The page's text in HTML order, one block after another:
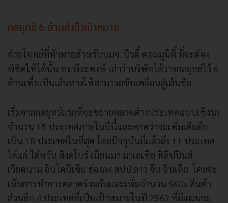
กลยุทธ์ 6 ด้านส่งถึงเป้าหมาย
ด้วยโจทย์ที่ท้าทายสำหรับบมจ. บิวตี้ คอมมูนิตี้ ที่จะต้อง
พิชิตให้ได้นั้น ดร.พีระพงษ์ เล่าว่าบริษัทได้วางกลยุทธ์ไว้ 6
ด้านเพื่อเป็นเส้นทางให้สามารถขับเคลื่อนสู่เส้นชัย
เริ่มจากกลยุทธ์แรกที่จะขยายตลาดต่างประเทศแบบเชิงรุก
จำนวน 15 ประเทศภายในปีนี้และคาดว่าจะเพิ่มเติมอีก
เป็น 18 ประเทศในที่สุด โดยปัจจุบันมีแล้วถึง 11 ประเทศ
ได้แก่ ไต้หวัน สิงคโปร์ เมียนมา มาเลเซีย ฟิลิปปินส์
เวียดนาม อินโดนีเซีย ฮ่องกง สปป.ลาว จีน อินเดีย โดยจะ
เน้นการทำการตลาดร่วมกันและเพิ่มจำนวน SKUs สินค้า
ส่วนอีก 4 ประเทศที่เป็นเป้าหมายในปี 2562 ที่มีแผนจะ